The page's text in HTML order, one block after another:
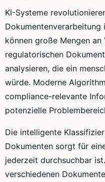
KI-Systeme
Dokumentenverarbeitung
können große Mengen
regulatorischen
analysieren, die ein
würde. Moderne
compliance-relevante
potenzielle
Die intelligente
Dokumenten sorgt für
jederzeit durchsuchbar
verschiedenen